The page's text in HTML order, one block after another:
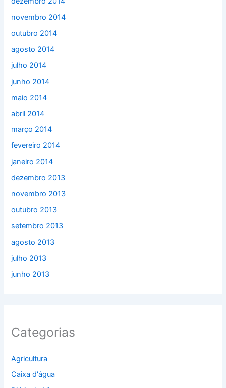
novembro 2014
outubro 2014
agosto 2014
julho 2014
junho 2014
maio 2014
abril 2014
março 2014
fevereiro 2014
janeiro 2014
dezembro 2013
novembro 2013
outubro 2013
setembro 2013
agosto 2013
julho 2013
junho 2013
Categorias
Agricultura
Caixa d'água